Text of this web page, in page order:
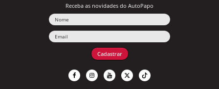
Receba as novidades do AutoPapo
Cadastrar